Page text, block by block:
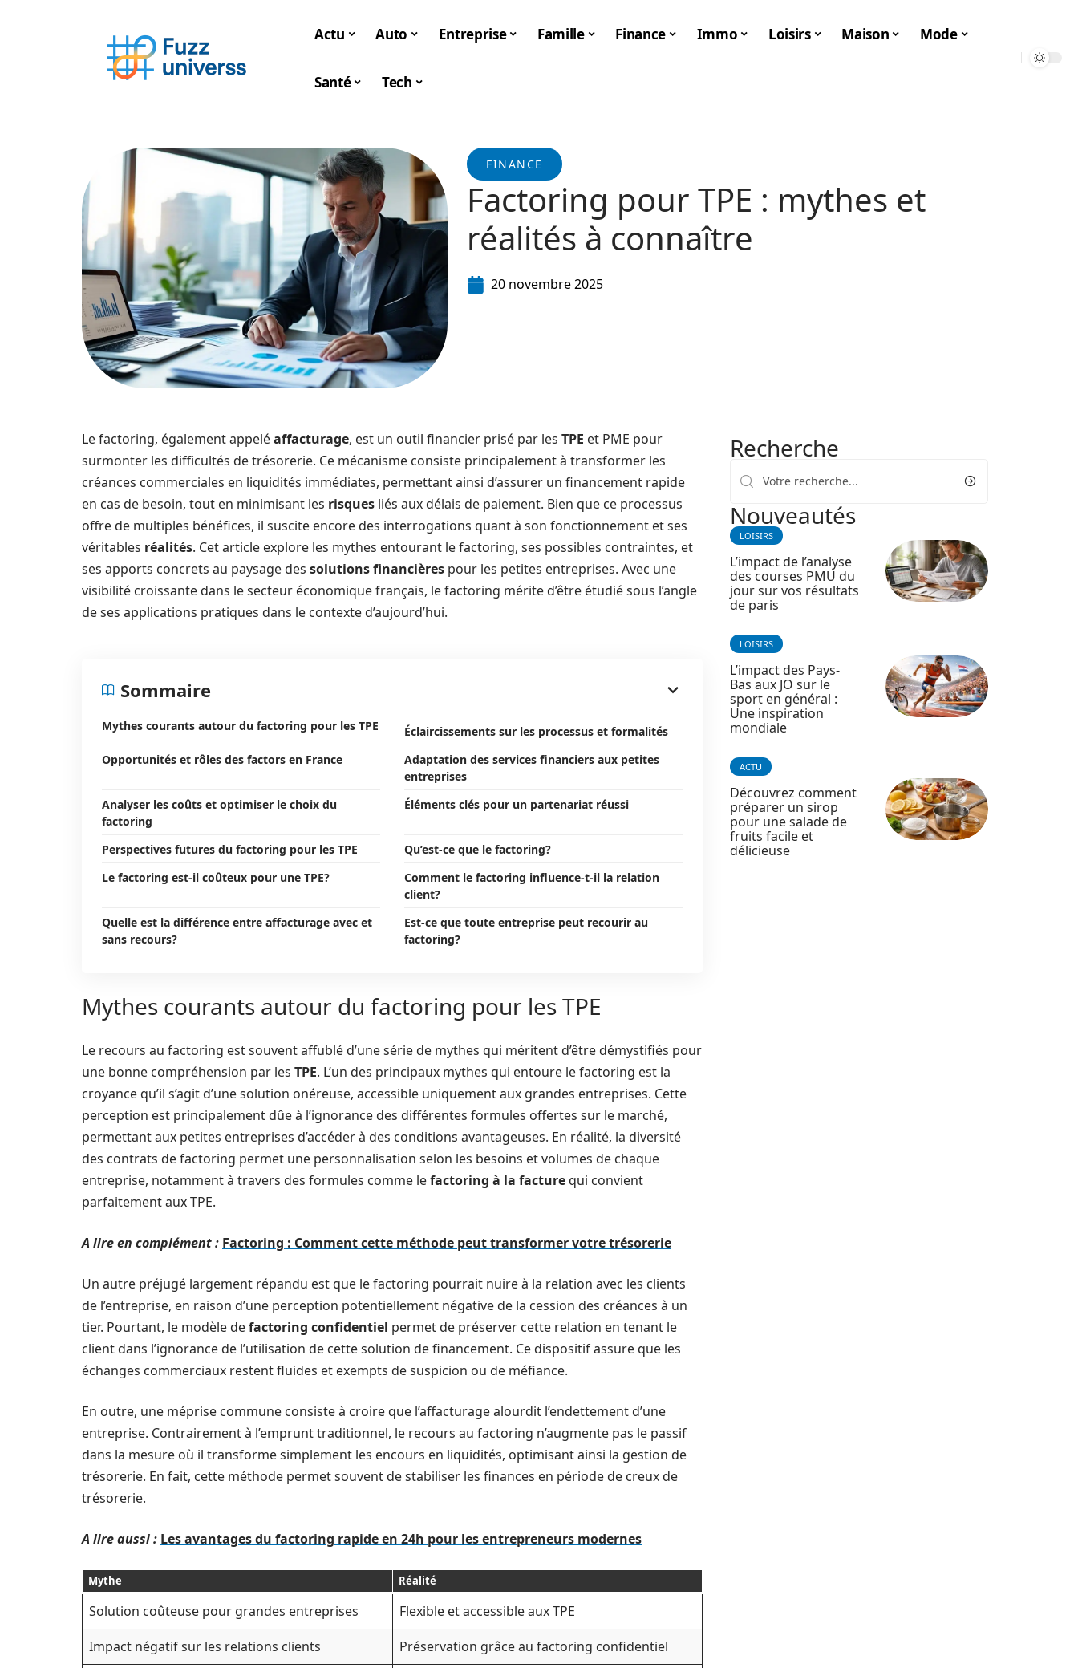
Actu Auto Entreprise Famille Finance Immo Loisirs Maison Mode
Santé Tech
FINANCE
Factoring pour TPE : mythes et
réalités à connaître
20 novembre 2025
Le factoring, également appeléaffacturage, est un outil financier prisé par les TPE et PME pour
surmonter les difficultés de trésorerie. Ce mécanisme consiste principalement à transformer les
créances commerciales en liquidités immédiates, permettant ainsi d’assurer un financement rapide
en cas de besoin, tout en minimisant les risques liés aux délais de paiement. Bien que ce processus
offre de multiples bénéfices, il suscite encore des interrogations quant à son fonctionnement et ses
véritables réalités. Cet article explore les mythes entourant le factoring, ses possibles contraintes, et
ses apports concrets au paysage des solutions financières pour les petites entreprises. Avec une
visibilité croissante dans le secteur économique français, le factoring mérite d’être étudié sous l’angle
de ses applications pratiques dans le contexte d’aujourd’hui.
Sommaire
Mythes courants autour du factoring pour les TPE
Éclaircissements sur les processus et formalités
Opportunités et rôles des factors en France
Adaptation des services financiers aux petites
entreprises
Analyser les coûts et optimiser le choix du
factoring
Éléments clés pour un partenariat réussi
Perspectives futures du factoring pour les TPE
Qu’est-ce que le factoring?
Le factoring est-il coûteux pour une TPE?
Comment le factoring influence-t-il la relation
client?
Quelle est la différence entre affacturage avec et
sans recours?
Est-ce que toute entreprise peut recourir au
factoring?
Mythes courants autour du factoring pour les TPE
Le recours au factoring est souvent affublé d’une série de mythes qui méritent d’être démystifiés pour
une bonne compréhension par les TPE. L’un des principaux mythes qui entoure le factoring est la
croyance qu’il s’agit d’une solution onéreuse, accessible uniquement aux grandes entreprises. Cette
perception est principalement dûe à l’ignorance des différentes formules offertes sur le marché,
permettant aux petites entreprises d’accéder à des conditions avantageuses. En réalité, la diversité
des contrats de factoring permet une personnalisation selon les besoins et volumes de chaque
entreprise, notamment à travers des formules comme lefactoring à la facturequi convient
parfaitement aux TPE.
A lire en complément : Factoring : Comment cette méthode peut transformer votre trésorerie
Un autre préjugé largement répandu est que le factoring pourrait nuire à la relation avec les clients
de l’entreprise, en raison d’une perception potentiellement négative de la cession des créances à un
tier. Pourtant, le modèle defactoring confidentiel permet de préserver cette relation en tenant le
client dans l’ignorance de l’utilisation de cette solution de financement. Ce dispositif assure que les
échanges commerciaux restent fluides et exempts de suspicion ou de méfiance.
En outre, une méprise commune consiste à croire que l’affacturage alourdit l’endettement d’une
entreprise. Contrairement à l’emprunt traditionnel, le recours au factoring n’augmente pas le passif
dans la mesure où il transforme simplement les encours en liquidités, optimisant ainsi la gestion de
trésorerie. En fait, cette méthode permet souvent de stabiliser les finances en période de creux de
trésorerie.
A lire aussi : Les avantages du factoring rapide en 24h pour les entrepreneurs modernes
Mythe Réalité
Solution coûteuse pour grandes entreprises
Flexible et accessible aux TPE
Impact négatif sur les relations clients
Préservation grâce au factoring confidentiel
Recherche
Nouveautés
LOISIRS
L’impact de l’analyse
des courses PMU du
jour sur vos résultats
de paris
LOISIRS
L’impact des Pays-
Bas aux JO sur le
sport en général :
Une inspiration
mondiale
ACTU
Découvrez comment
préparer un sirop
pour une salade de
fruits facile et
délicieuse